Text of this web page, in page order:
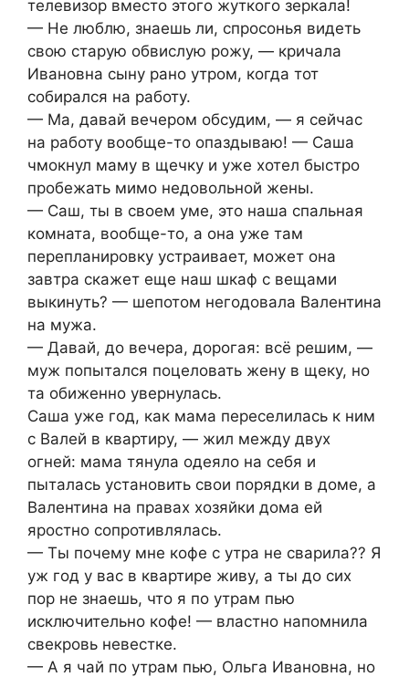
телевизор вместо этого жуткого зеркала!
— Не люблю, знаешь ли, спросонья видеть
свою старую обвислую рожу, — кричала
Ивановна сыну рано утром, когда тот
собирался на работу.
— Ма, давай вечером обсудим, — я сейчас
на работу вообще-то опаздываю! — Саша
чмокнул маму в щечку и уже хотел быстро
пробежать мимо недовольной жены.
— Саш, ты в своем уме, это наша спальная
комната, вообще-то, а она уже там
перепланировку устраивает, может она
завтра скажет еще наш шкаф с вещами
выкинуть? — шепотом негодовала Валентина
на мужа.
— Давай, до вечера, дорогая: всё решим, —
муж попытался поцеловать жену в щеку, но
та обиженно увернулась.
Саша уже год, как мама переселилась к ним
с Валей в квартиру, — жил между двух
огней: мама тянула одеяло на себя и
пыталась установить свои порядки в доме, а
Валентина на правах хозяйки дома ей
яростно сопротивлялась.
— Ты почему мне кофе с утра не сварила?? Я
уж год у вас в квартире живу, а ты до сих
пор не знаешь, что я по утрам пью
исключительно кофе! — властно напомнила
свекровь невестке.
— А я чай по утрам пью, Ольга Ивановна, но